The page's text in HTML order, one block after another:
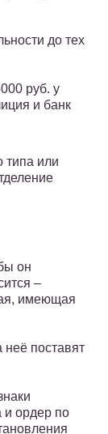
до тех
руб. у
и банк
типа или
он
–
имеющая
поставят
и ордер по